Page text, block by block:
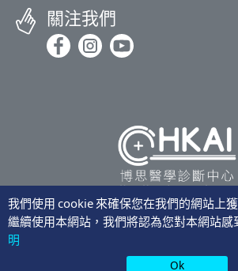
我們使用 cookie 來確保您在我們的網站上
繼續使用本網站，我們將認為您對本網站感
明
Ok
關注我們
隱私聲明